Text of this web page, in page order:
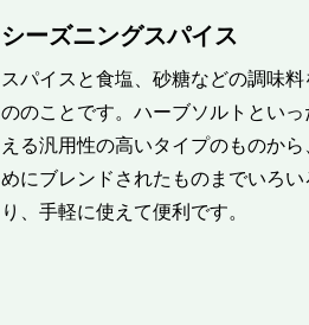
シーズニングスパイス
スパイスと食塩、砂糖などの調味
ののことです。ハーブソルトとい
える汎用性の高いタイプのものか
めにブレンドされたものまでいろ
り、手軽に使えて便利です。